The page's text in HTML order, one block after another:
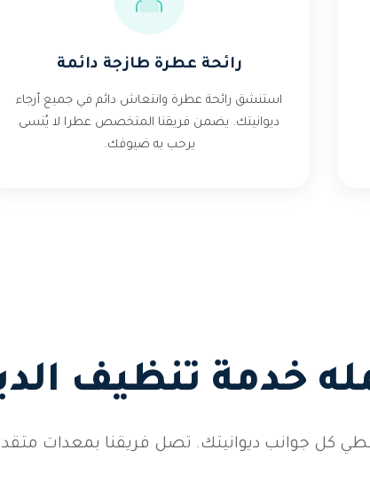
رائحة عطرة طازجة دائمة
استنشق رائحة عطرة وانتعاش دائم في جميع أرجاء
ديوانيتك. يضمن فريقنا المتخصص عطرا لا يُنسى
يرحب به ضيوفك.
خدمة تنظيف
كل جوانب ديوانيتك. تصل فريقنا بمعدات